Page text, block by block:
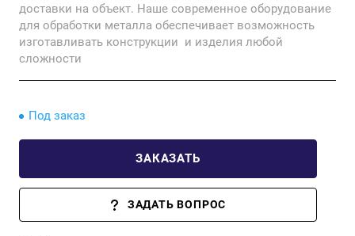
доставки на объект. Наше современное оборудование
для обработки металла обеспечивает возможность
изготавливать конструкции и изделия любой
сложности
Под заказ
ЗАКАЗАТЬ
ЗАДАТЬ ВОПРОС